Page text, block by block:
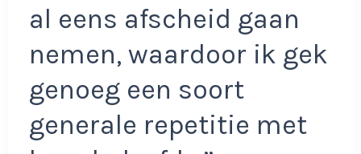
al eens afscheid gaan
nemen, waardoor ik gek
genoeg een soort
generale repetitie met